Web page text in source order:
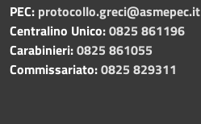
PEC: protocollo.greci@asmepec.it
Centralino Unico:0825 861196
Carabinieri:0825 861055
Commissariato:0825 829311